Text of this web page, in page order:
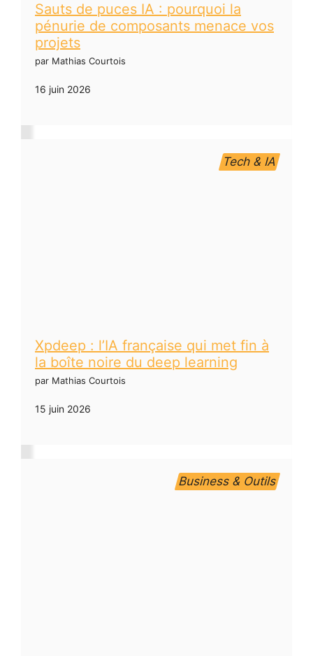
Sauts de puces IA : pourquoi la
pénurie de composants menace vos
projets
par Mathias Courtois
16 juin 2026
Tech & IA
Xpdeep : l’IA française qui met fin à
la boîte noire du deep learning
par Mathias Courtois
15 juin 2026
Business & Outils